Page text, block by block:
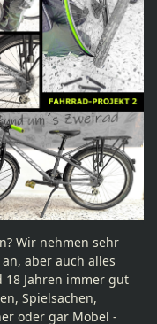
Wir nehmen sehr
aber auch alles
18 Jahren immer gut
Spielsachen,
oder gar Möbel -